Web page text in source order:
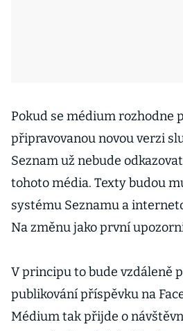
Pokud se médium rozhodne
připravovanou novou verzi
Seznam už nebude
tohoto média. Texty budou
systému Seznamu a
Na změnu jako první
V principu to bude vzdáleně
publikování příspěvku na
Médium tak přijde o